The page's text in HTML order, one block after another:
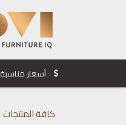
أسعار
كافة المنتجات